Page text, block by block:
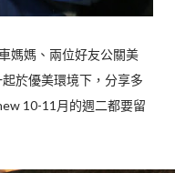
媽媽、兩位好友公關美
於優美環境下，分享多
10-11月的週二都要留